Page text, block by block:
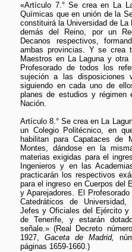
«Artículo 7.° Se crea en La
Químicas que en unión de la
constituirá la Universidad de
demás del Reino, por un
Decanos respectivos,
ambas provincias. Y se crea
Maestros en La Laguna y
Profesorado de todos los
sujeción a las disposiciones
siguiendo en cada uno de
planes de estudios y
Nación.
Artículo 8.° Se crea en La
un Colegio Politécnico, en
habilitan para Capataces de
Montes, dándose en la
materias exigidas para el
Ingenieros y en las
practicarán los respectivos
para el ingreso en Cuerpos del
y Aparejadores. El
Catedráticos de
Jefes y Oficiales del Ejército y
de Tenerife, y estarán
señale.» (Real Decreto
1927, Gaceta de Madrid,
páginas 1659-1660.)